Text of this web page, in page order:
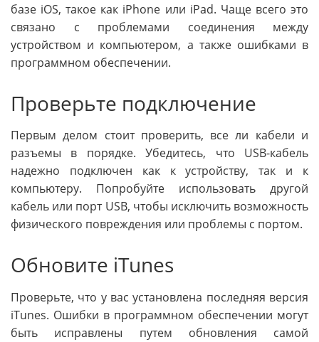
базе iOS, такое как iPhone или iPad. Чаще всего это
связано с проблемами соединения между
устройством и компьютером, а также ошибками в
программном обеспечении.
Проверьте подключение
Первым делом стоит проверить, все ли кабели и
разъемы в порядке. Убедитесь, что USB-кабель
надежно подключен как к устройству, так и к
компьютеру. Попробуйте использовать другой
кабель или порт USB, чтобы исключить возможность
физического повреждения или проблемы с портом.
Обновите iTunes
Проверьте, что у вас установлена последняя версия
iTunes. Ошибки в программном обеспечении могут
быть исправлены путем обновления самой